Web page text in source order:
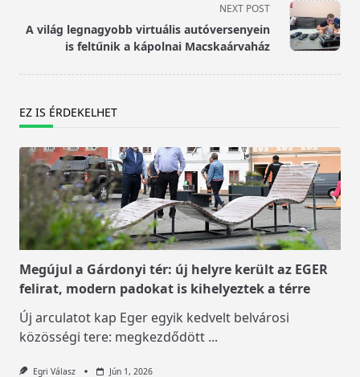
text">Page</span>
NEXT POST
A világ legnagyobb virtuális autóversenyein
is feltűnik a kápolnai Macskaárvaház
EZ IS ÉRDEKELHET
Megújul a Gárdonyi tér: új helyre került az EGER
felirat, modern padokat is kihelyeztek a térre
Új arculatot kap Eger egyik kedvelt belvárosi
közösségi tere: megkezdődött ...
Egri Válasz Jún 1, 2026